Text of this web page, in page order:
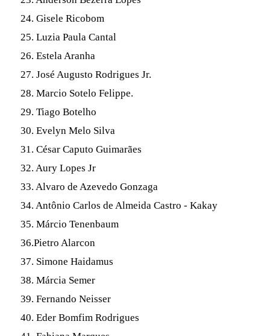
24. Gisele Ricobom
25. Luzia Paula Cantal
26. Estela Aranha
27. José Augusto Rodrigues Jr.
28. Marcio Sotelo Felippe.
29. Tiago Botelho
30. Evelyn Melo Silva
31. César Caputo Guimarães
32. Aury Lopes Jr
33. Alvaro de Azevedo Gonzaga
34. Antônio Carlos de Almeida Castro - Kakay
35. Márcio Tenenbaum
36.Pietro Alarcon
37. Simone Haidamus
38. Márcia Semer
39. Fernando Neisser
40. Eder Bomfim Rodrigues